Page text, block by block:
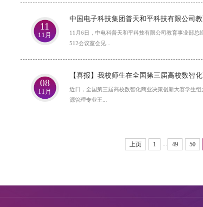
11
11月
中国电子科技集团普天和平科技有限公司
11月6日，中电科普天和平科技有限公司教育事业部
512会议室会见...
08
11月
【喜报】我校师生在全国第三届高校数智
近日，全国第三届高校数智化商业决策创新大赛学生
源管理专业王...
上页 1 ... 49 50